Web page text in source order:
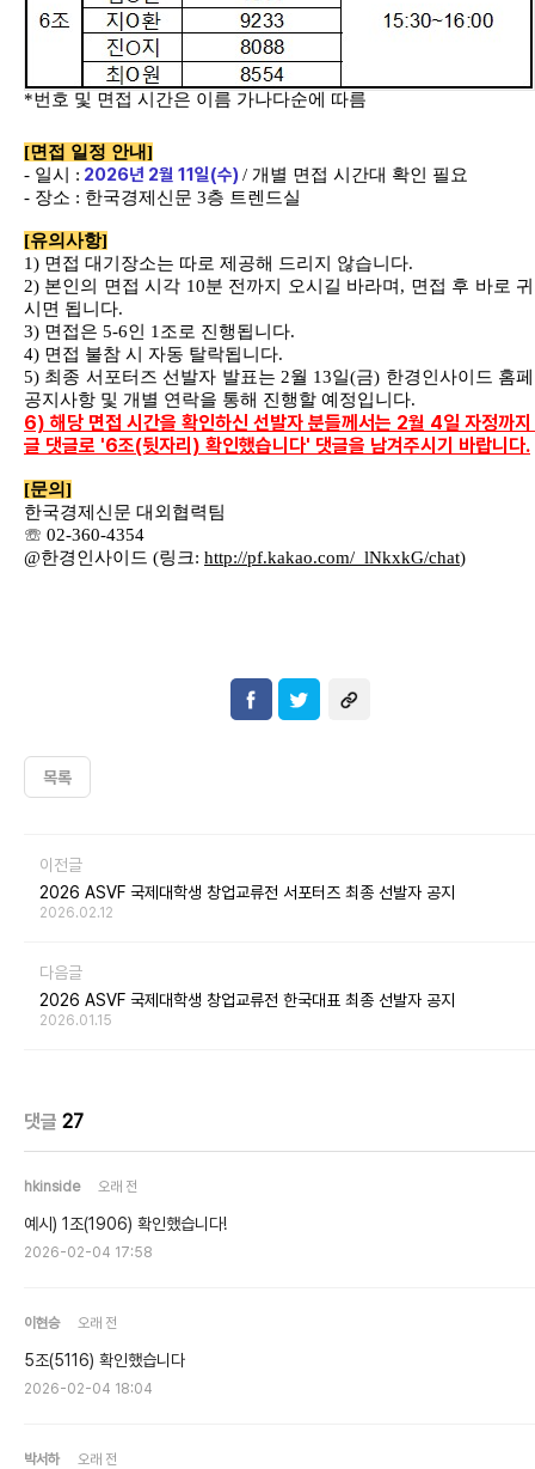
*번호 및 면접 시간은 이름 가나다순에 따름
[면접 일정 안내]
- 일시 : 2026년 2월 11 일(수)/ 개별 면접 시간대 확인 필요
- 장소 : 한국경제신문 3층 트렌드실
[유의사항]
1) 면접 대기장소는 따로 제공해 드리지 않습니다.
2) 본인의 면접 시각 10분 전까지 오시길 바라며 , 면접 후 바로
시면 됩니다.
3) 면접은 5-6인 1조로 진행됩니다.
4) 면접 불참 시 자동 탈락됩니다.
5) 최종 서포터즈 선발자 발표는 2월 13일(금) 한경인사이드 홈
공지사항 및 개별 연락을 통해 진행할 예정입니다.
6) 해당 면접 시간을 확인하신 선발자 분들께서는 2월 4일 자정까지
글 댓글로 '6조(뒷자리) 확인했습니다' 댓글을 남겨주시기 바랍니다.
[문의]
한국경제신문 대외협력팀
☏ 02-360-4354
@한경인사이드 (링크: http://pf.kakao.com/_lNkxkG/chat)
목록
이전글
2026 ASVF 국제대학생 창업교류전 서포터즈 최종 선발자 공지
2026.02.12
다음글
2026 ASVF 국제대학생 창업교류전 한국대표 최종 선발자 공지
2026.01.15
댓글 27
hkinside 오래 전
예시) 1조(1906) 확인했습니다!
2026-02-04 17:58
이현승 오래 전
5조(5116) 확인했습니다
2026-02-04 18:04
박서하 오래 전